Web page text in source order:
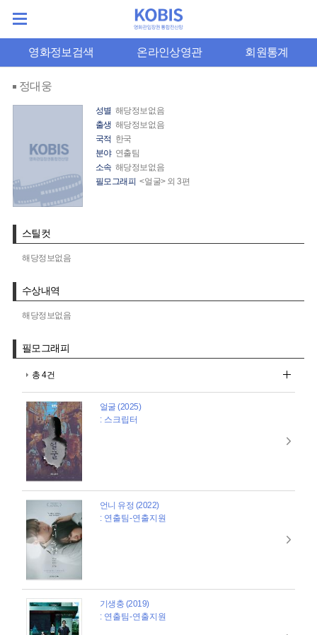
영화정보검색 온라인상영관 회원통계
정대웅
성별 해당정보없음
출생 해당정보없음
국적 한국
분야 연출팀
소속 해당정보없음
필모그래피 <얼굴> 외 3편
스틸컷
해당정보없음
수상내역
해당정보없음
필모그래피
총 4건
얼굴 (2025)
: 스크립터
언니 유정 (2022)
: 연출팀-연출지원
기생충 (2019)
: 연출팀-연출지원